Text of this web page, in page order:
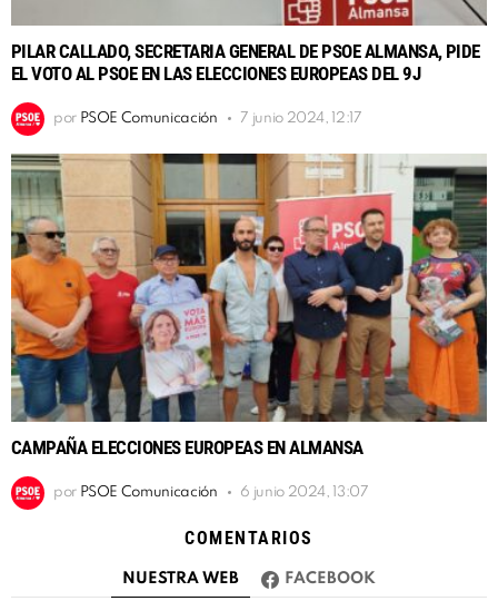
PILAR CALLADO, SECRETARIA GENERAL DE PSOE ALMANSA, PIDE
EL VOTO AL PSOE EN LAS ELECCIONES EUROPEAS DEL 9J
por PSOE Comunicación 7 junio 2024, 12:17
CAMPAÑA ELECCIONES EUROPEAS EN ALMANSA
por PSOE Comunicación 6 junio 2024, 13:07
COMENTARIOS
NUESTRA WEB FACEBOOK